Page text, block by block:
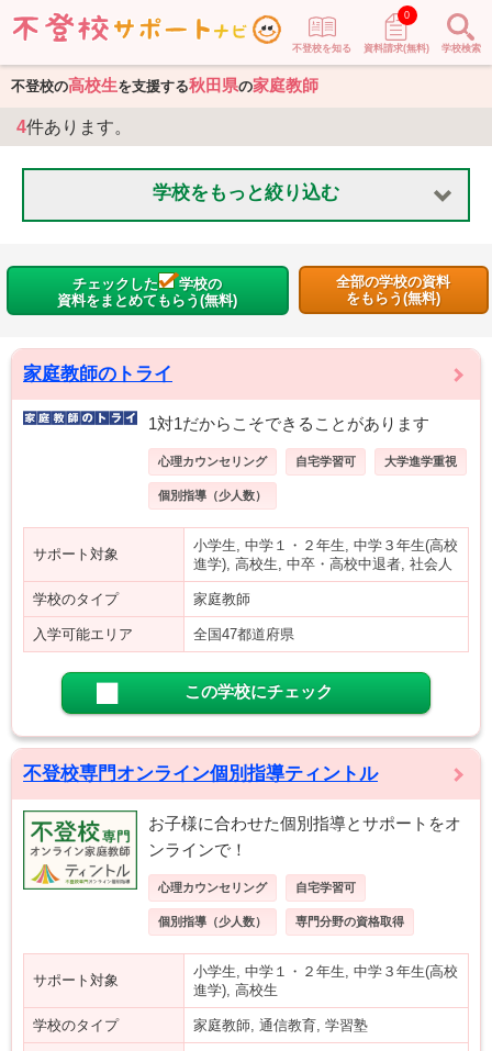
不登校を知る 資料請求(無料)
0
学校検索
不登校の高校生を支援する秋田県の家庭教師
4件あります。
学校をもっと絞り込む
チェックした
学校の
資料をまとめてもらう(無料)
全部の学校の資料
をもらう(無料)
家庭教師のトライ
1対1だからこそできることがあります
心理カウンセリング 自宅学習可 大学進学重視
個別指導（少人数）
サポート対象
小学生, 中学１・２年生, 中学３年生(高校
進学), 高校生, 中卒・高校中退者, 社会人
学校のタイプ 家庭教師
入学可能エリア 全国47都道府県
この学校にチェック
不登校専門オンライン個別指導ティントル
お子様に合わせた個別指導とサポートをオ
ンラインで！
心理カウンセリング 自宅学習可
個別指導（少人数） 専門分野の資格取得
サポート対象
小学生, 中学１・２年生, 中学３年生(高校
進学), 高校生
学校のタイプ 家庭教師, 通信教育, 学習塾